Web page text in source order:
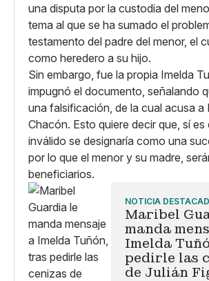
una disputa por la custodia del
tema al que se ha sumado el
testamento del padre del menor, el
como heredero a su hijo.
Sin embargo, fue la propia Imelda
impugnó el documento, señalando
una falsificación, de la cual acusa a
Chacón. Esto quiere decir que, sí es
inválido se designaría como una
por lo que el menor y su madre,
beneficiarios.
NOTICIA
Maribel
manda
Imelda
pedirle las
de Julián